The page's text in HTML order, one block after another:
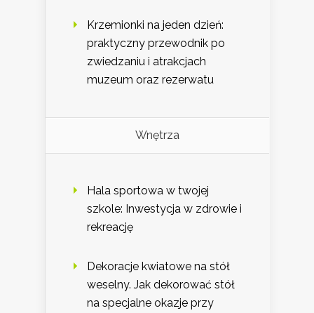
Krzemionki na jeden dzień:
praktyczny przewodnik po
zwiedzaniu i atrakcjach
muzeum oraz rezerwatu
Wnętrza
Hala sportowa w twojej
szkole: Inwestycja w zdrowie i
rekreację
Dekoracje kwiatowe na stół
weselny. Jak dekorować stół
na specjalne okazje przy